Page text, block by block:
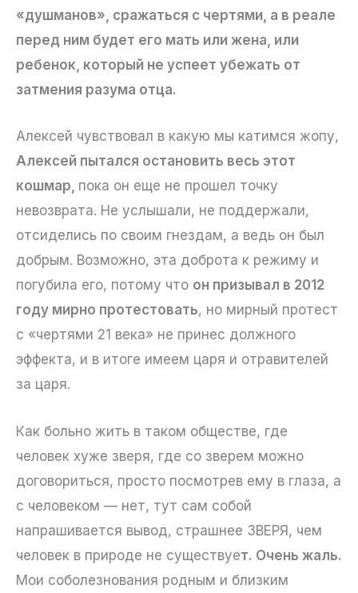
«душманов», сражаться с чертями, а в реале
перед ним будет его мать или жена, или
ребенок, который не успеет убежать от
затмения разума отца.
Алексей чувствовал в какую мы катимся жопу,
Алексей пытался остановить весь этот
кошмар, пока он еще не прошел точку
невозврата. Не услышали, не поддержали,
отсиделись по своим гнездам, а ведь он был
добрым. Возможно, эта доброта к режиму и
погубила его, потому что он призывал в 2012
году мирно протестовать, но мирный протест
с «чертями 21 века» не принес должного
эффекта, и в итоге имеем царя и отравителей
за царя.
Как больно жить в таком обществе, где
человек хуже зверя, где со зверем можно
договориться, просто посмотрев ему в глаза, а
с человеком — нет, тут сам собой
напрашивается вывод, страшнее ЗВЕРЯ, чем
человек в природе не существует. Очень жаль.
Мои соболезнования родным и близким